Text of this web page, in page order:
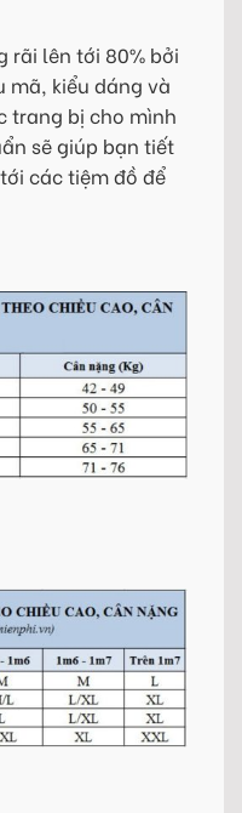
rãi lên tới 80% bởi
mã, kiểu dáng và
trang bị cho mình
sẽ giúp bạn tiết
các tiệm đồ để